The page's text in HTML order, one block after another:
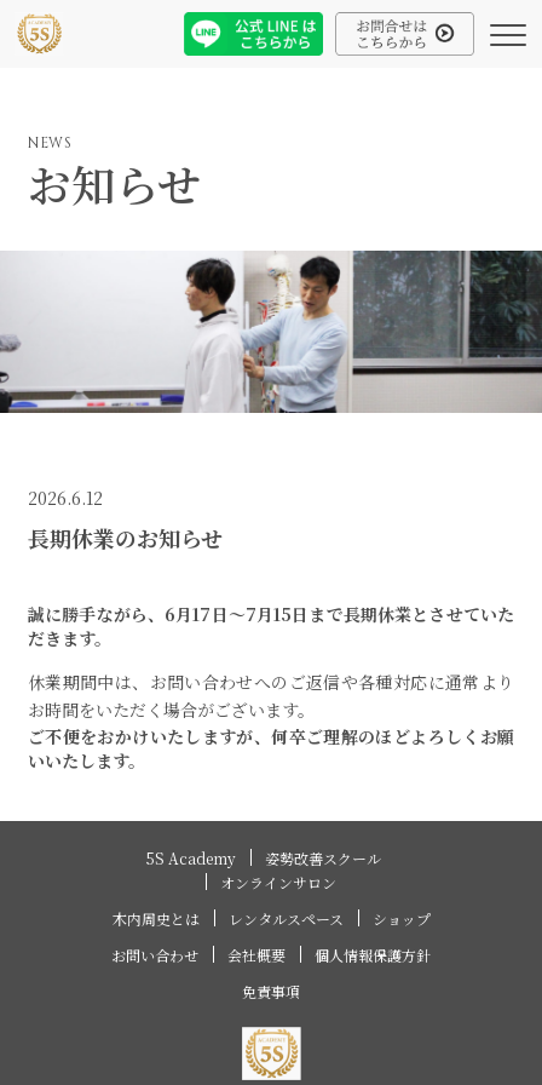
NEWS
お知らせ
2026.6.12
長期休業のお知らせ
誠に勝手ながら、6月17日～7月15日まで長期休業とさせていた
だきます。
休業期間中は、お問い合わせへのご返信や各種対応に通常より
お時間をいただく場合がございます。
ご不便をおかけいたしますが、何卒ご理解のほどよろしくお願
いいたします。
5S Academy
姿勢改善スクール
オンラインサロン
木内周史とは
レンタルスペース
ショップ
お問い合わせ
会社概要
個人情報保護方針
免責事項